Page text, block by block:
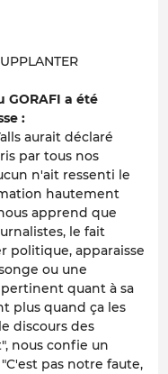
GORAFI a été
:
aurait déclaré
par tous nos
n'ait ressenti le
hautement
apprend que
le fait
politique, apparaisse
ou une
quant à sa
plus quand ça les
discours des
nous confie un
pas notre faute,